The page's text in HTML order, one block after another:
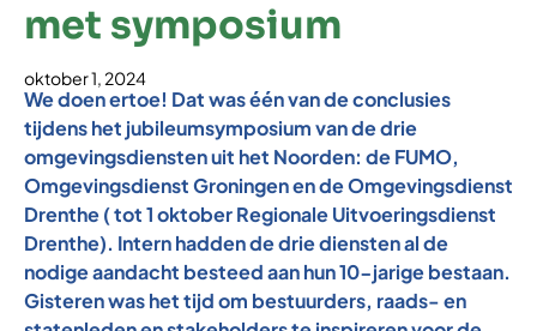
met symposium
oktober 1, 2024
We doen ertoe! Dat was één van de conclusies
tijdens het jubileumsymposium van de drie
omgevingsdiensten uit het Noorden: de FUMO,
Omgevingsdienst Groningen en de Omgevingsdienst
Drenthe ( tot 1 oktober Regionale Uitvoeringsdienst
Drenthe). Intern hadden de drie diensten al de
nodige aandacht besteed aan hun 10-jarige bestaan.
Gisteren was het tijd om bestuurders, raads- en